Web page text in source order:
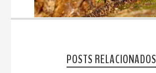
POSTS RELACIONADOS